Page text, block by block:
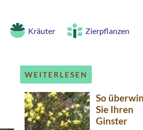
Kräuter Zierpflanzen
WEITERLESEN
So
Sie Ihren
Ginster